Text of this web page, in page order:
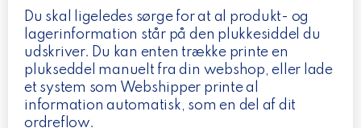
Du skal ligeledes sørge for at al produkt- og
lagerinformation står på den plukkesiddel du
udskriver. Du kan enten trække printe en
plukseddel manuelt fra din webshop, eller lade
et system som Webshipper printe al
information automatisk, som en del af dit
ordreflow.